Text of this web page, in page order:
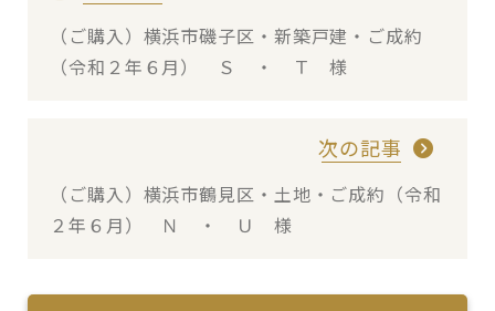
（ご購入）横浜市磯子区・新築戸建・ご成約
（令和２年６月） Ｓ ・ Ｔ 様
次の記事
（ご購入）横浜市鶴見区・土地・ご成約（令和
２年６月） Ｎ ・ Ｕ 様